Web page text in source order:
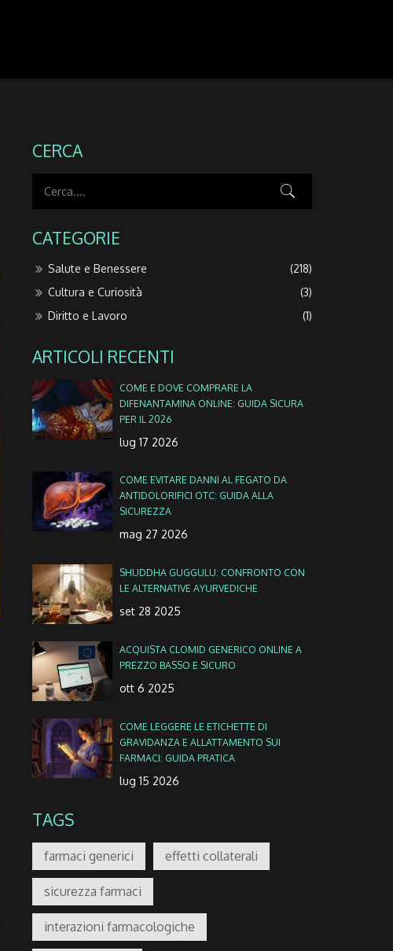
CERCA
CATEGORIE
Salute e Benessere
(218)
Cultura e Curiosità
(3)
Diritto e Lavoro
(1)
ARTICOLI RECENTI
COME E DOVE COMPRARE LA
DIFENANTAMINA ONLINE: GUIDA SICURA
PER IL 2026
lug 17 2026
COME EVITARE DANNI AL FEGATO DA
ANTIDOLORIFICI OTC: GUIDA ALLA
SICUREZZA
mag 27 2026
SHUDDHA GUGGULU: CONFRONTO CON
LE ALTERNATIVE AYURVEDICHE
set 28 2025
ACQUISTA CLOMID GENERICO ONLINE A
PREZZO BASSO E SICURO
ott 6 2025
COME LEGGERE LE ETICHETTE DI
GRAVIDANZA E ALLATTAMENTO SUI
FARMACI: GUIDA PRATICA
lug 15 2026
TAGS
farmaci generici effetti collaterali
sicurezza farmaci
interazioni farmacologiche